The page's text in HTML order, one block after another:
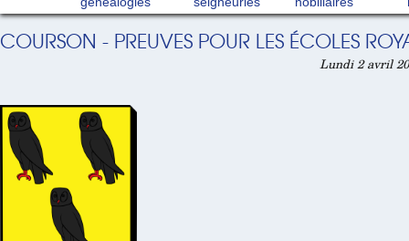
COURSON - PREUVES POUR LES ÉCOLES
Lundi 2 avril